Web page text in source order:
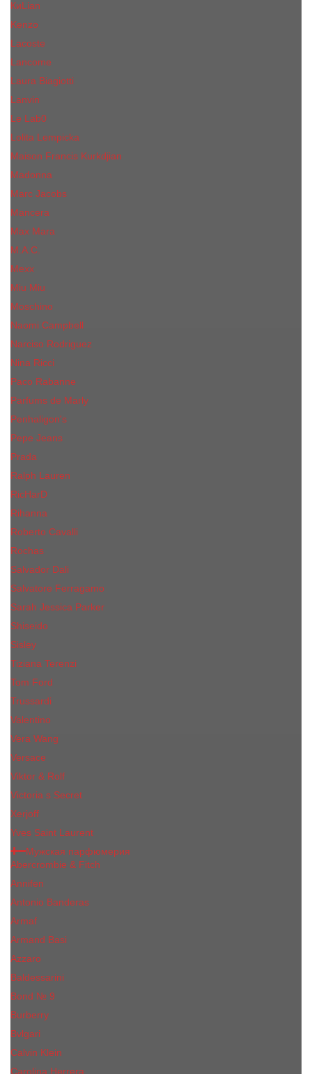
КиLian
Kenzo
Lacoste
Lancome
Laura Biagiotti
Lanvin
Lе Lab0
Lolita Lempicka
Maison Francis Kurkdjian
Madonna
Marc Jacobs
Mancera
Max Mara
M.А.C.
Mexx
Miu Miu
Mоsсhino
Naomi Campbell
Narciso Rodriguez
Nina Ricci
Paco Rabanne
Parfums de Marly
Penhaligon's
Pepe Jeans
Prada
Ralph Lauren
RicHarD
Rihanna
Roberto Cavalli
Rochas
Salvador Dali
Salvatore Ferragamo
Sarah Jessica Parker
Shiseido
Sisley
Tiziana Terenzi
Tom Ford
Trussardi
Valentino
Vera Wang
Versace
Viktor & Rolf
Victoria s Secret
Xerjoff
Yves Saint Laurent
Мужская парфюмерия
Abercrombie & Fitch
Annifen
Antonio Banderas
Armaf
Armand Basi
Azzaro
Baldessarini
Bond № 9
Burberry
Bvlgari
Calvin Klein
Carolina Herrera